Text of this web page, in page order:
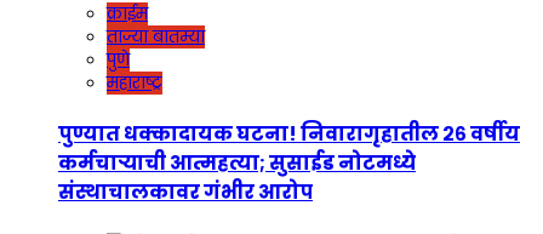
क्राईम
ताज्या बातम्या
पुणे
महाराष्ट्र
पुण्यात धक्कादायक घटना! निवारागृहातील २६ वर्षीय
कर्मचाऱ्याची आत्महत्या; सुसाईड नोटमध्ये
संस्थाचालकावर गंभीर आरोप